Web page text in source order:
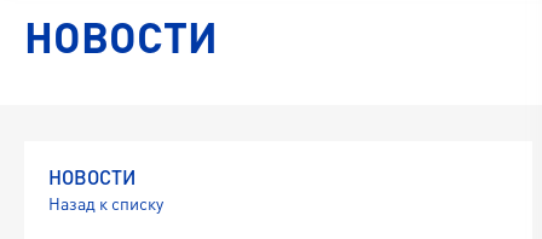
НОВОСТИ
НОВОСТИ
Назад к списку